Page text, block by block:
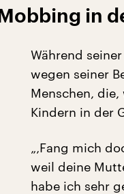
Mobbing in
Während
wegen seiner
Menschen,
Kindern in der
„‚Fang mich
weil deine
habe ich sehr